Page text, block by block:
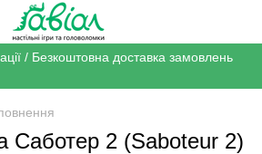
/ Безкоштовна доставка замовлень
Саботер 2 (Saboteur 2)